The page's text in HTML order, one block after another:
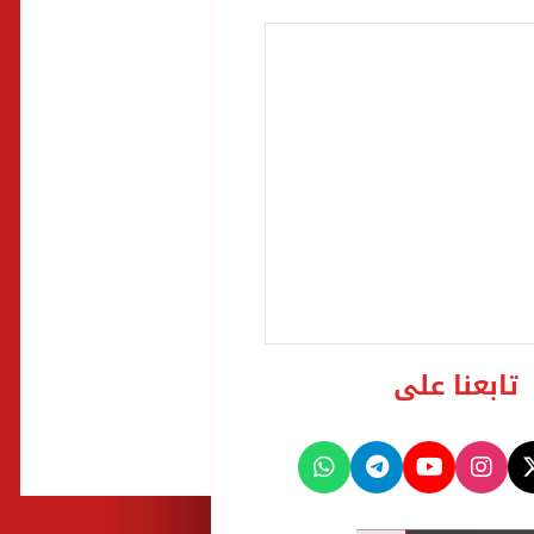
تابعنا على